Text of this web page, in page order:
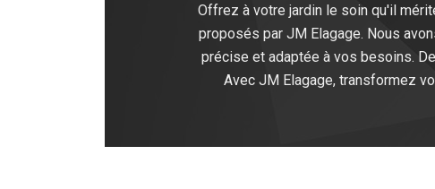
Offrez à votre jardin le soin qu'il
proposés par JM Elagage. Nous
précise et adaptée à vos besoins.
Avec JM Elagage, transformez